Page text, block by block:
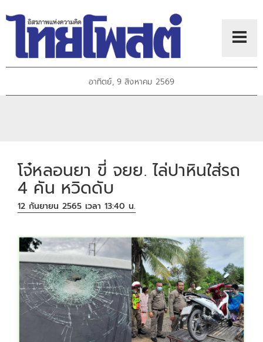
อาทิตย์, 9 สิงหาคม 2569
โจ๋หลอนยา ขี่ จยย. ไล่ปาหินใส่รถ
4 คัน หวิดดับ
12 กันยายน 2565 เวลา 13:40 น.